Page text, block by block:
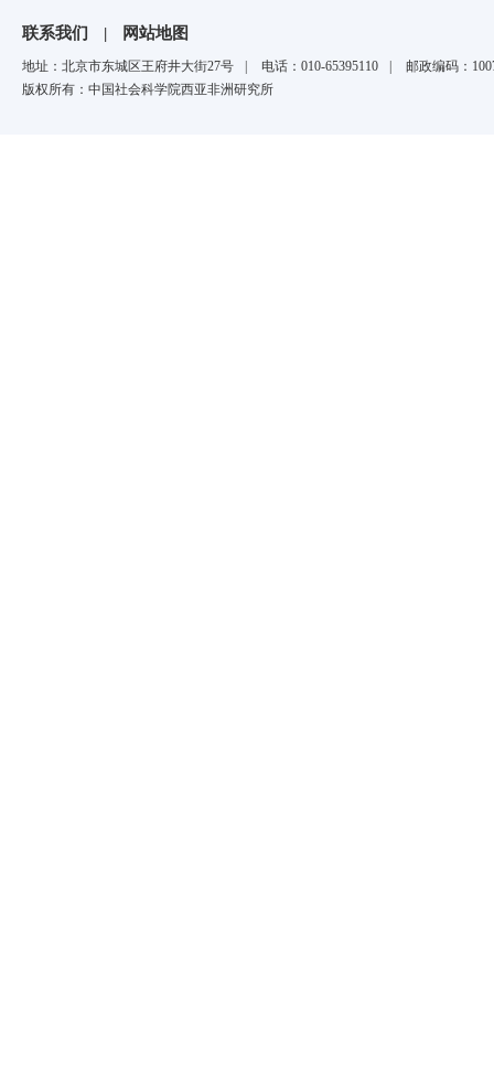
联系我们 | 网站地图
地址：北京市东城区王府井大街27号 电话：010-65395110
邮政编码：
版权所有：中国社会科学院西亚非洲研究所